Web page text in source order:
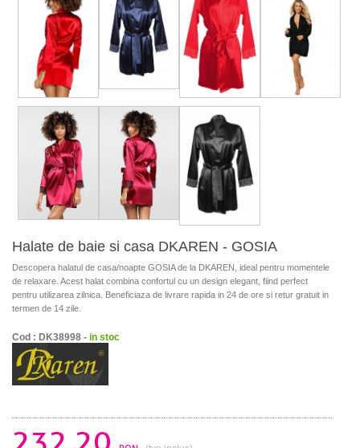
Halate de baie si casa DKAREN - GOSIA
Descopera halatul de casa/noapte GOSIA de la DKAREN, ideal pentru momentele
de relaxare. Acest halat combina confortul cu un design elegant, fiind perfect
pentru utilizarea zilnica. Beneficiaza de livrare rapida in 24 de ore si retur gratuit in
termen de 14 zile.
Cod : DK38998 - in stoc